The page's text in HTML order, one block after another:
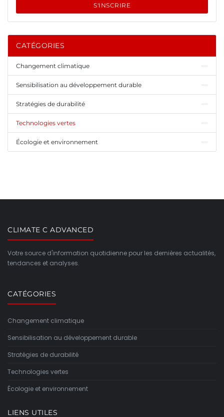
S'INSCRIRE
CATÉGORIES
Changement climatique
Sensibilisation au développement durable
Stratégies de durabilité
Technologies vertes
Écologie et environnement
CLIMATE C ADVANCED
Votre source d'information quotidienne pour les dernières actualités,
tendances et analyses.
CATÉGORIES
Changement climatique
Sensibilisation au développement durable
Stratégies de durabilité
Technologies vertes
Écologie et environnement
LIENS UTILES